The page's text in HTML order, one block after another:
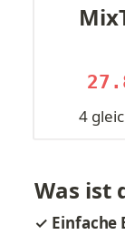
4
Was ist
✓ Einfache